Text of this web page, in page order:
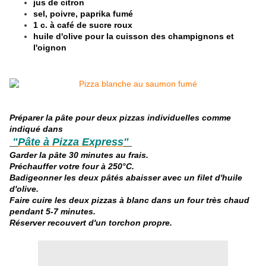
jus de citron
sel, poivre, paprika fumé
1 c. à café de sucre roux
huile d'olive pour la cuisson des champignons et
l'oignon
Préparer la pâte pour deux pizzas individuelles comme
indiqué dans
"Pâte à Pizza Express"
Garder la pâte 30 minutes au frais.
Préchauffer votre four à 250°C.
Badigeonner les deux pâtés abaisser avec un filet d'huile
d'olive.
Faire cuire les deux pizzas à blanc dans un four très chaud
pendant 5-7 minutes.
Réserver recouvert d'un torchon propre.